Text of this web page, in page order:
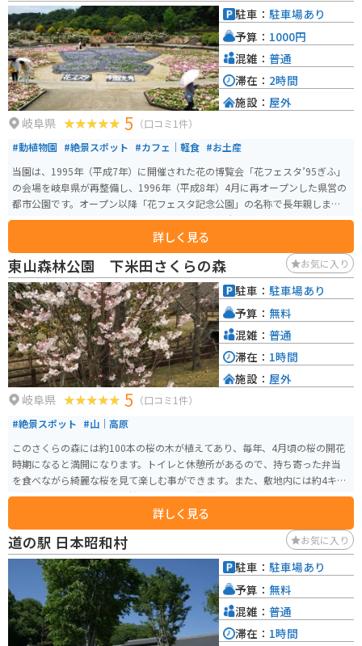
販売コーナーがあります。 可児ッテ「CANITTE」は、地元の魅力が詰まった
道の駅なので、観光の拠点としてもおすすめです。
岐阜県 5 （口コミ1件）
#動植物園 #絶景スポット #カフェ｜軽食 #お土産
当園は、1995年（平成7年）に開催された花の博覧会「花フェスタ’95ぎふ」
の会場を岐阜県が再整備し、1996年（平成8年）4月に再オープンした県営の
都市公園です。オープン以降「花フェスタ記念公園」の名称で長年親しまれ
てきましたが、2021年10月9日に公園の一番の魅力である「薔薇」を名称に
取り入れた「ぎふワールド・ローズガーデン」に改称しました。約80.7ha
（バンテリンドームナゴヤ約17個分）もの広大な敷地には、原種・オールド
ローズから国内外の最新品種まで約6,000品種、20,000株もの多彩な品種が
植栽されたバラ園のほか、「ネモフィラ（春）」「ヒマワリ（夏）」「ケイ
トウ（秋）」など、季節ごとに大面積で花を観賞できるガーデンや、地上45
mの高さから園内を一望できる「花のタワー」、岐阜県下有数の大型複合遊
具などもあり、夫婦、カップル、友人、ファミリーなど幅広い層で楽しめ
る。
詳しく見る
駐車： 駐車場あり
予算： 1000円
混雑： 普通
滞在： 2時間
施設： 屋外
東山森林公園 下米田さくらの森 お気に入り
岐阜県 5 （口コミ1件）
#絶景スポット #山｜高原
このさくらの森には約100本の桜の木が植えてあり、毎年、4月頃の桜の開花
時期になると満開になります。トイレと休憩所があるので、持ち寄った弁当
を食べながら綺麗な桜を見て楽しむ事ができます。また、敷地内には約4キロ
の散策路があるので綺麗な桜を眺めながら散歩を楽しむ事もできます。
詳しく見る
駐車： 駐車場あり
予算： 無料
混雑： 普通
滞在： 1時間
施設： 屋外
道の駅 日本昭和村 お気に入り
駐車： 駐車場あり
予算： 無料
混雑： 普通
滞在： 1時間